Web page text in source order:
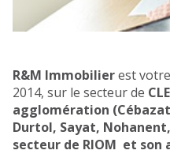
R&M Immobilierest
2014, sur le secteur de
agglomération
Durtol, Sayat,
secteur de RIOM et